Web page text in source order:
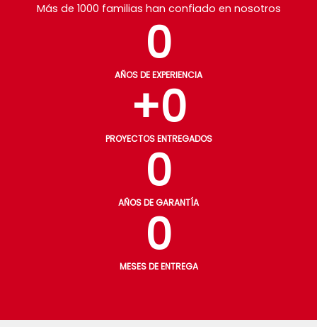
Más de 1000 familias han confiado en nosotros
AÑOS DE EXPERIENCIA
0
PROYECTOS ENTREGADOS
+0
AÑOS DE GARANTÍA
0
MESES DE ENTREGA
0